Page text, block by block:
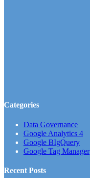
Categories
Data Governance
Google Analytics 4
Google BIgQuery
Google Tag Manager
Recent Posts